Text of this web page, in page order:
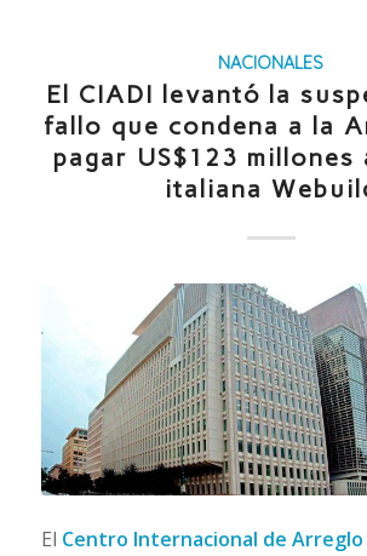
NACIONALES
El CIADI levantó la
fallo que condena a la
pagar US$123 millones
italiana
El Centro Internacional de Arreglo